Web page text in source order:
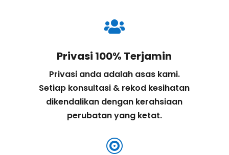

Privasi 100% Terjamin
Privasi anda adalah asas kami.
Setiap konsultasi & rekod kesihatan
dikendalikan dengan kerahsiaan
perubatan yang ketat.
